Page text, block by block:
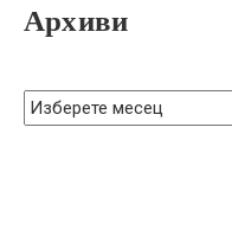
Архиви